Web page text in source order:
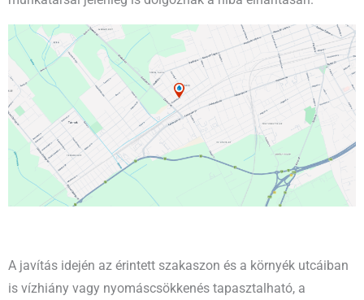
A javítás idején az érintett szakaszon és a környék utcáiban
is vízhiány vagy nyomáscsökkenés tapasztalható, a